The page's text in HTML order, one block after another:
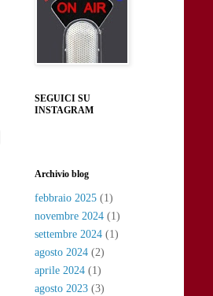
SEGUICI SU
INSTAGRAM
Archivio blog
febbraio 2025 (1)
novembre 2024 (1)
settembre 2024 (1)
agosto 2024 (2)
aprile 2024 (1)
agosto 2023 (3)